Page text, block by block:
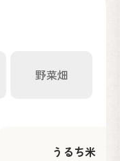
野菜畑
うるち米